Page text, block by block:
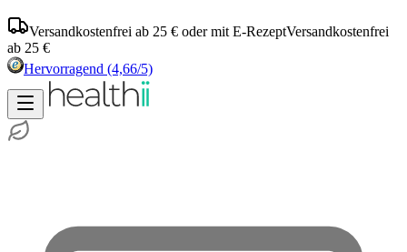
Versandkostenfrei ab 25 € oder mit E-RezeptVersandkostenfrei
ab 25 €
Hervorragend (4,66/5)